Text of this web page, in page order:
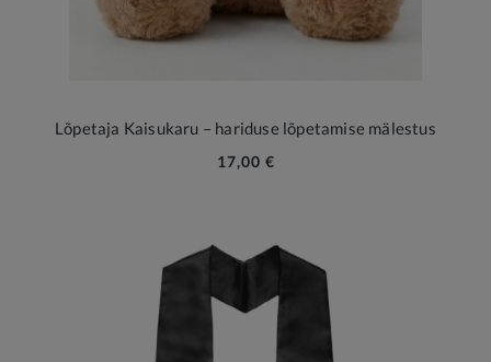
Lõpetaja Kaisukaru – hariduse lõpetamise mälestus
17,00 €